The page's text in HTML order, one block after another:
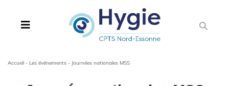
Accueil - Les événements - Journées nationales MSS